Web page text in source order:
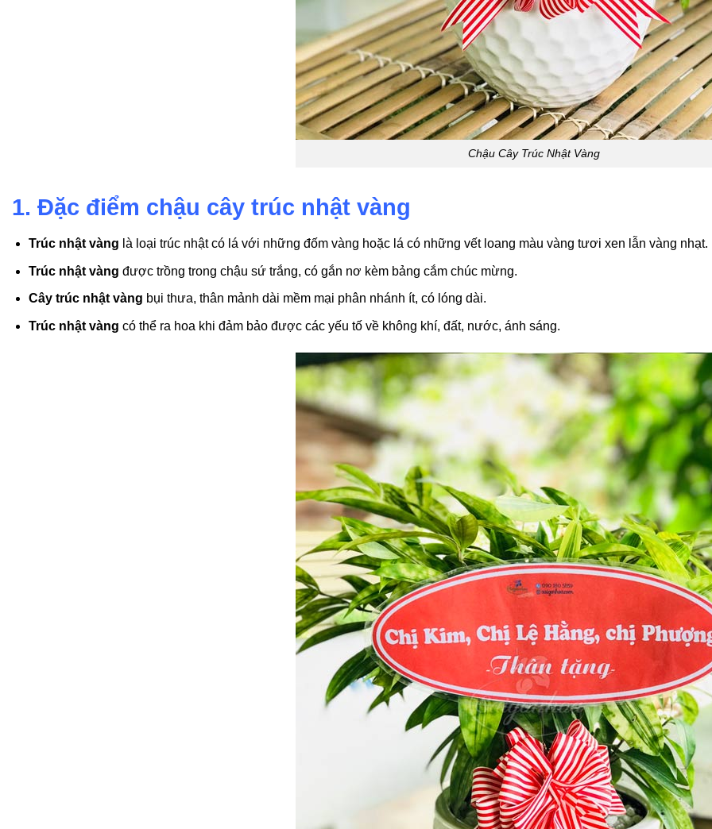
Chậu Cây Trúc Nhật Vàng
1. Đặc điểm chậu cây trúc nhật vàng
Trúc nhật vàng là loại trúc nhật có lá với những đốm vàng hoặc lá có những vết loang màu vàng tươi xen lẫn vàng nhạt.
Trúc nhật vàng được trồng trong chậu sứ trắng, có gắn nơ kèm bảng cắm chúc mừng.
Cây trúc nhật vàng bụi thưa, thân mảnh dài mềm mại phân nhánh ít, có lóng dài.
Trúc nhật vàng có thể ra hoa khi đảm bảo được các yếu tố về không khí, đất, nước, ánh sáng.